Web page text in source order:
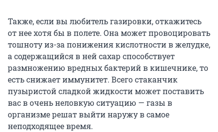
Также, если вы любитель газировки, откажитесь
от нее хотя бы в полете. Она может провоцировать
тошноту из-за понижения кислотности в желудке,
а содержащийся в ней сахар способствует
размножению вредных бактерий в кишечнике, то
есть снижает иммунитет. Всего стаканчик
пузыристой сладкой жидкости может поставить
вас в очень неловкую ситуацию — газы в
организме решат выйти наружу в самое
неподходящее время.